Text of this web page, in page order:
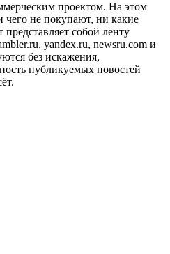
проектом. На этом
чего не покупают, ни какие
собой ленту
yandex.ru, newsru.com и
без искажения,
публикуемых новостей